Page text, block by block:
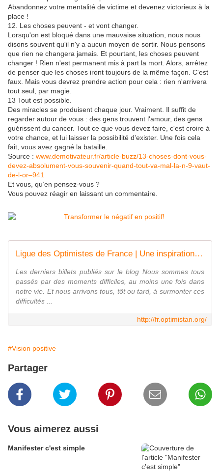
Abandonnez votre mentalité de victime et devenez victorieux à la
place !
12. Les choses peuvent - et vont changer.
Lorsqu'on est bloqué dans une mauvaise situation, nous nous
disons souvent qu'il n'y a aucun moyen de sortir. Nous pensons
que rien ne changera jamais. Et pourtant, les choses peuvent
changer ! Rien n'est permanent mis à part la mort. Alors, arrêtez
de penser que les choses iront toujours de la même façon. C'est
faux. Mais vous devrez prendre action pour cela : rien n'arrivera
tout seul, par magie.
13 Tout est possible.
Des miracles se produisent chaque jour. Vraiment. Il suffit de
regarder autour de vous : des gens trouvent l'amour, des gens
guérissent du cancer. Tout ce que vous devez faire, c'est croire à
votre chance, et lui laisser la possibilité d'exister. Une fois cela
fait, vous avez gagné la bataille.
Source : www.demotivateur.fr/article-buzz/13-choses-dont-vous-
devez-absolument-vous-souvenir-quand-tout-va-mal-la-n-9-vaut-
de-l-or–941
Et vous, qu’en pensez-vous ?
Vous pouvez réagir en laissant un commentaire.
Ligue des Optimistes de France | Une inspiration positive pour un optimisme d'action
Les derniers billets publiés sur le blog Nous sommes tous
passés par des moments difficiles, au moins une fois dans
notre vie. Et nous arrivons tous, tôt ou tard, à surmonter ces
difficultés ...
http://fr.optimistan.org/
#Vision positive
Partager
Vous aimerez aussi
Manifester c'est simple